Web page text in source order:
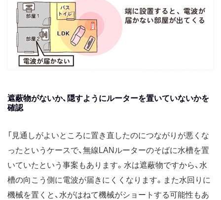
遮蔽物がないか、隠すようにルーターを置いていないかを
確認
「見通しがよいところに置き直したのにつながりが悪くな
ったというケースで、無線LANルーターのそばに水槽を置
いていたという事案もあります。水は遮蔽物ですから、水
槽の向こう側に電波が届きにくくなります。また水回りに
機械を置くと、水がはねて機械がショートする可能性もあ